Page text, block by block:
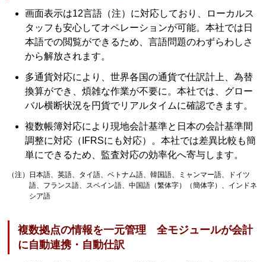
画面表示は12言語（注）に対応しており、ローカルス
タッフも安心してオペレーションが可能。本社では日
本語での閲覧ができるため、言語問題のわずらわしさ
から解放されます。
多通貨対応により、世界各国の通貨で仕訳計上、為替
換算ができ、煩雑な作業が不要に。本社では、グロー
バル横断状況を円貨でリアルタイムに確認できます。
複数帳簿対応により現地会計基準と日本の会計基準間
調整に対応（IFRSにも対応）。本社では差異比較も簡
単にできるため、監査対応の効率化へ寄与します。
（注）日本語、英語、タイ語、ベトナム語、韓国語、ミャンマー語、ドイツ
語、フランス語、スペイン語、中国語（繁体字）（簡体字）、インドネ
シア語
複数拠点の情報を一元管理 全モジュールが会計
に自動連携・自動仕訳